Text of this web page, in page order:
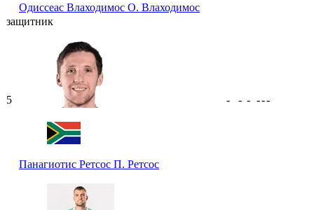
Одиссеас Влаходимос О. Влаходимос
защитник
5
Панагиотис Ретсос П. Ретсос
- - - ---